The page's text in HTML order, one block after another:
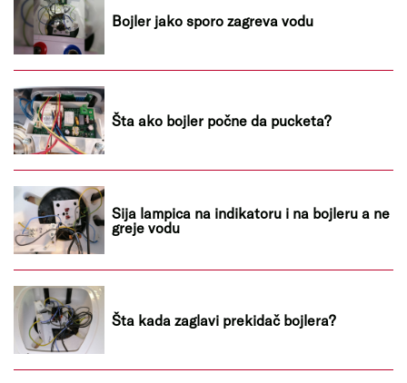
Bojler jako sporo zagreva vodu
Šta ako bojler počne da pucketa?
Sija lampica na indikatoru i na bojleru a ne
greje vodu
Šta kada zaglavi prekidač bojlera?